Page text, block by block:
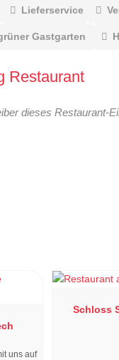
Lieferservice
Gastgarten
Restaurant
dieses Restaurant-
uns auf
Schloss